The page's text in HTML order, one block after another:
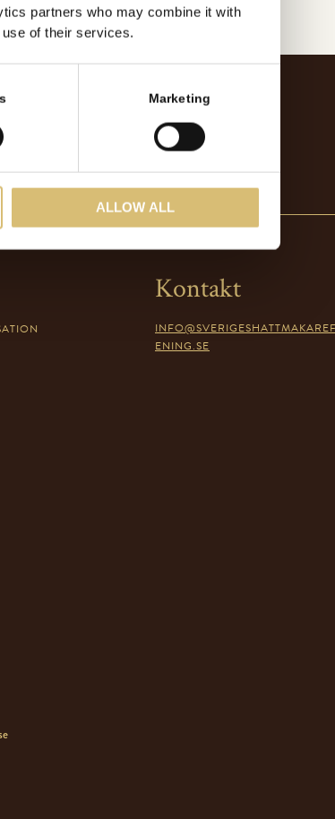
partners who may combine it with
of their services.
Marketing
ALLOW ALL
Kontakt
ENING.SE